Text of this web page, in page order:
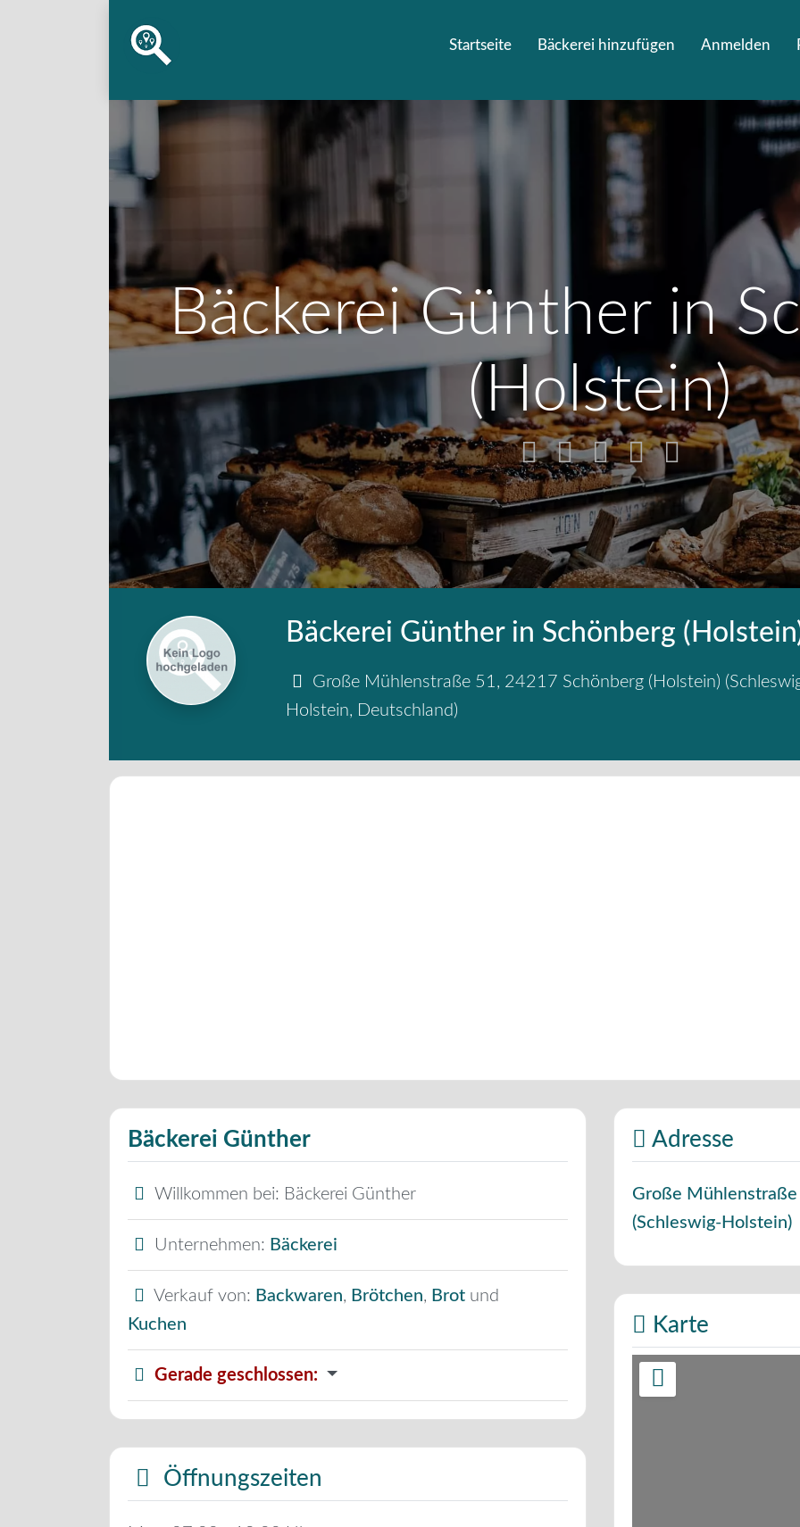
Startseite Bäckerei hinzufügen Anmelden
Bäckerei Günther in
(Holstein)
Bäckerei Günther in Schönberg
Große Mühlenstraße 51, 24217 Schönberg (Holstein) (
Holstein, Deutschland)
Bäckerei Günther
Willkommen bei: Bäckerei Günther
Unternehmen: Bäckerei
Verkauf von: Backwaren, Brötchen, Brot und
Kuchen
Gerade geschlossen:
Öffnungszeiten
Adresse
Große
(Schleswig-Holstein)
Karte